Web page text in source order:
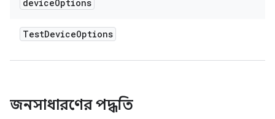
deviceOptions
TestDeviceOptions
জনসাধারণের পদ্ধতি